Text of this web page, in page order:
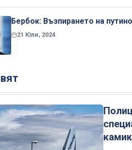
Бербок: Възпирането на
21 Юли, 2024